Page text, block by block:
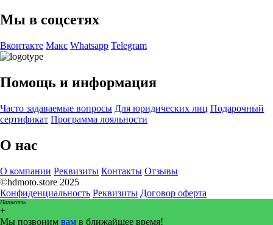
Мы в соцсетях
Вконтакте Макс Whatsapp Telegram
Помощь и информация
Часто задаваемые вопросы Для юридических лиц Подарочный
сертификат Программа лояльности
О нас
О компании Реквизиты Контакты Отзывы
©hdmoto.store 2025
Конфиденциальность Реквизиты Договор оферта
Написать
+
Мы позвоним вам в ближайшее время!